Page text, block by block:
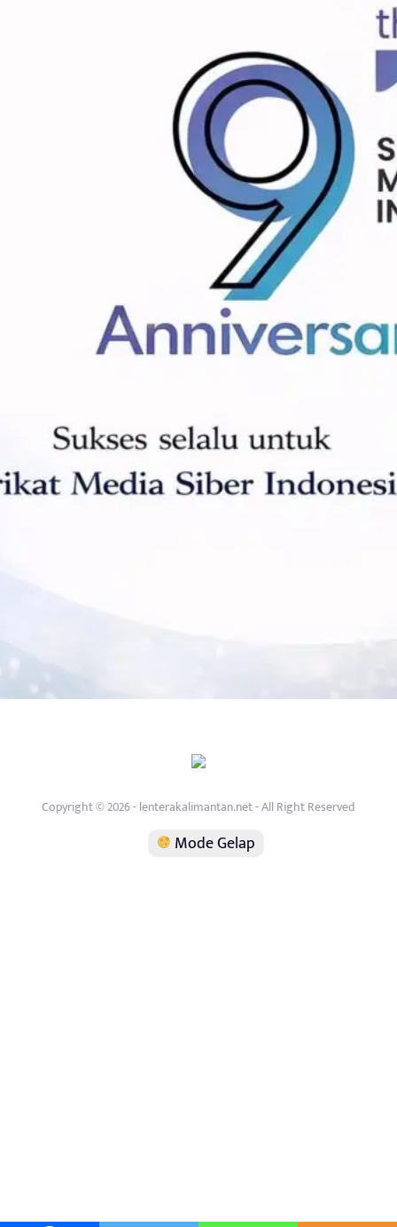
Copyright © 2026 - lenterakalimantan.net - All Right Reserved
Mode Gelap